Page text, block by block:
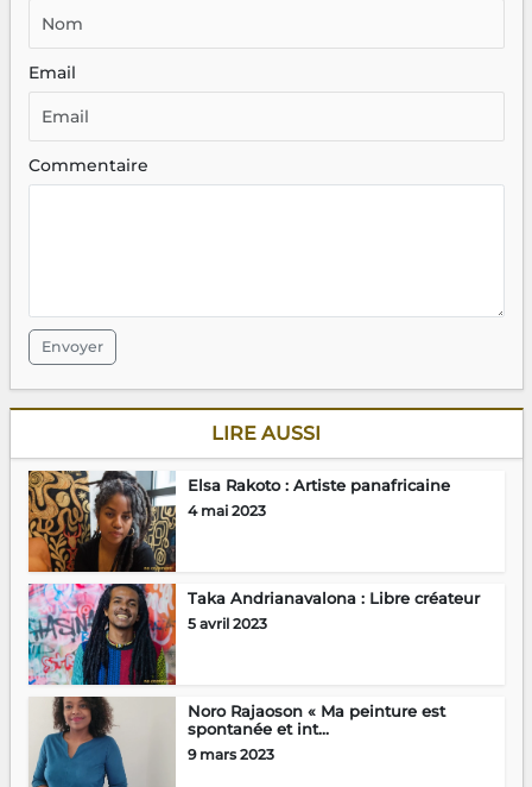
Email
Commentaire
Envoyer
LIRE AUSSI
Elsa Rakoto : Artiste panafricaine
4 mai 2023
Taka Andrianavalona : Libre créateur
5 avril 2023
Noro Rajaoson « Ma peinture est
spontanée et int...
9 mars 2023